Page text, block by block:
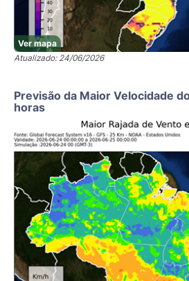
Ver mapa
Atualizado: 24/06/2026
Previsão da Maior Velocidade
horas